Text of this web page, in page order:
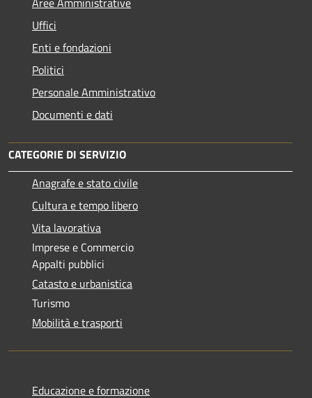
Uffici
Enti e fondazioni
Politici
Personale Amministrativo
Documenti e dati
CATEGORIE DI SERVIZIO
Anagrafe e stato civile
Cultura e tempo libero
Vita lavorativa
Imprese e Commercio
Appalti pubblici
Catasto e urbanistica
Turismo
Mobilità e trasporti
Educazione e formazione